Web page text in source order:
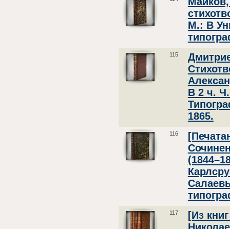
М.: В
115
В 2 ч.
1865.
116
117
[Из